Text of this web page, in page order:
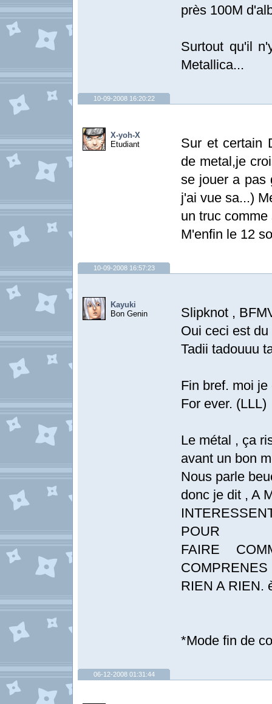
près 100M
Surtout qu'il
Metallica...
10-09-2008 16:20:22
X-yoh-X
Etudiant
Sur et certain
de metal,je
se jouer a pas
j'ai vue sa...)
un truc comme
M'enfin le 12
10-09-2008 16:57:23
Kayuki
Bon Genin
Slipknot ,
Oui ceci est
Tadii tadouuu
Fin bref. moi
For ever. (LLL)
Le métal , ça
avant un bon
Nous parle
donc je dit , A
POUR
FAIRE
COMPRENES
RIEN A RIEN.
*Mode fin de
06-12-2008 01:31:44